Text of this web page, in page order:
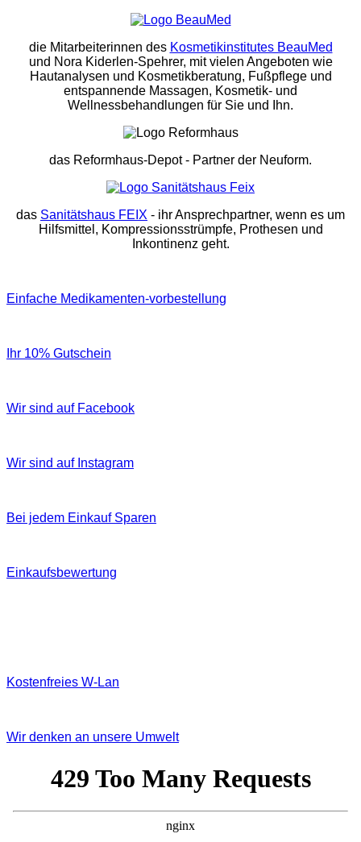
die Mitarbeiterinnen des Kosmetikinstitutes BeauMed
und Nora Kiderlen-Spehrer, mit vielen Angeboten wie
Hautanalysen und Kosmetikberatung, Fußpflege und
entspannende Massagen, Kosmetik- und
Wellnessbehandlungen für Sie und Ihn.
das Reformhaus-Depot- Partner der Neuform.
das Sanitätshaus FEIX - ihr Ansprechpartner, wenn es um
Hilfsmittel, Kompressionsstrümpfe, Prothesen und
Inkontinenz geht.
Einfache Medikamenten-vorbestellung
Ihr 10% Gutschein
Wir sind auf Facebook
Wir sind auf Instagram
Bei jedem Einkauf Sparen
Einkaufsbewertung
Kostenfreies W‐Lan
Wir denken an unsere Umwelt